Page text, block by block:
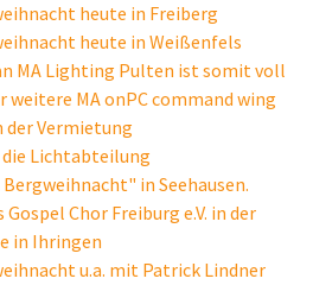
heute in Freiberg
heute in Weißenfels
MA Lighting Pulten ist somit voll
weitere MA onPC command wing
der Vermietung
Lichtabteilung
in Seehausen.
Chor Freiburg e.V. in der
in Ihringen
u.a. mit Patrick Lindner